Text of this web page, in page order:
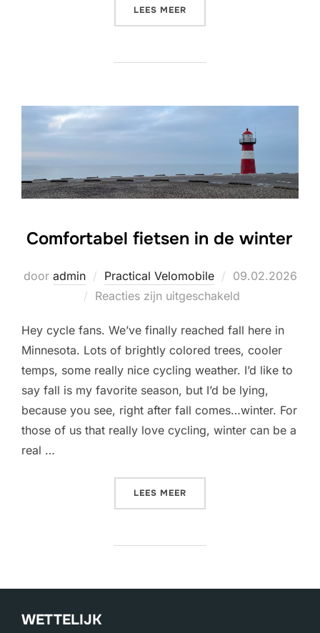
LEES MEER
Comfortabel fietsen in de winter
door admin Practical Velomobile
Geplaatst
op
09.02.2026
Reacties zijn uitgeschakeld
Hey cycle fans. We’ve finally reached fall here in
Minnesota. Lots of brightly colored trees, cooler
temps, some really nice cycling weather. I’d like to
say fall is my favorite season, but I’d be lying,
because you see, right after fall comes…winter. For
those of us that really love cycling, winter can be a
real …
LEES MEER
WETTELIJK